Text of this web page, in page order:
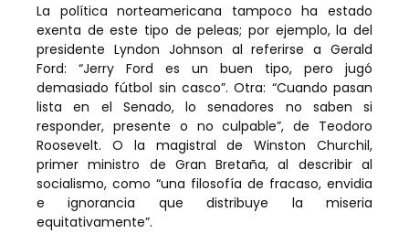
La política norteamericana tampoco ha estado
exenta de este tipo de peleas; por ejemplo, la del
presidente Lyndon Johnson al referirse a Gerald
Ford: “Jerry Ford es un buen tipo, pero jugó
demasiado fútbol sin casco”. Otra: “Cuando pasan
lista en el Senado, lo senadores no saben si
responder, presente o no culpable”, de Teodoro
Roosevelt. O la magistral de Winston Churchil,
primer ministro de Gran Bretaña, al describir al
socialismo, como “una filosofía de fracaso, envidia
e ignorancia que distribuye la miseria
equitativamente”.